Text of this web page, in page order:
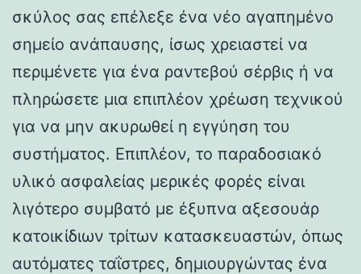
σκύλος σας επέλεξε ένα νέο αγαπημένο
σημείο ανάπαυσης, ίσως χρειαστεί να
περιμένετε για ένα ραντεβού σέρβις ή να
πληρώσετε μια επιπλέον χρέωση τεχνικού
για να μην ακυρωθεί η εγγύηση του
συστήματος. Επιπλέον, το παραδοσιακό
υλικό ασφαλείας μερικές φορές είναι
λιγότερο συμβατό με έξυπνα αξεσουάρ
κατοικίδιων τρίτων κατασκευαστών, όπως
αυτόματες ταΐστρες, δημιουργώντας ένα